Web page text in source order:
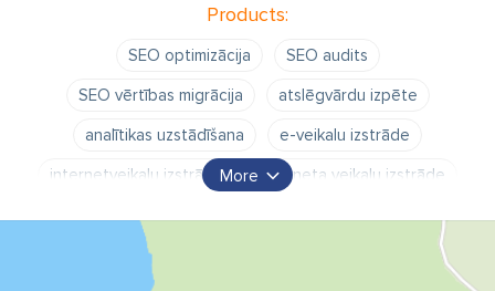
Products:
SEO optimizācija
SEO audits
SEO vērtības migrācija
atslēgvārdu izpēte
analītikas uzstādīšana
e-veikalu izstrāde
internetveikalu izstrāde
interneta veikalu izstrāde
More